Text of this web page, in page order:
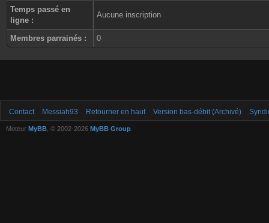
Temps passé en
ligne :
Aucune inscription
Membres parrainés : 0
Contact Messiah93 Retourner en haut Version bas-débit (Archivé)
Moteur MyBB , © 2002-2026 MyBB Group